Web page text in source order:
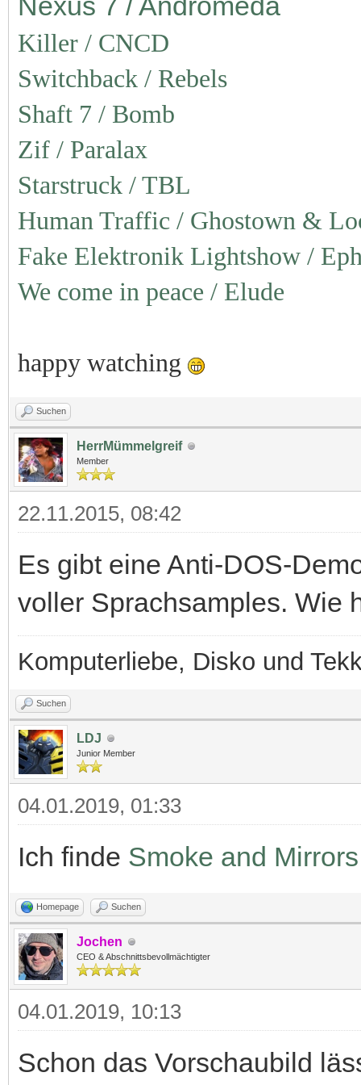
Killer / CNCD
Switchback / Rebels
Shaft 7 / Bomb
Zif / Paralax
Starstruck / TBL
Human Traffic / Ghostown &
Fake Elektronik Lightshow /
We come in peace / Elude
happy watching
Suchen
HerrMümmelgreif
Member
22.11.2015, 08:42
Es gibt eine Anti-DOS-
voller Sprachsamples. Wie
Komputerliebe, Disko und
Suchen
LDJ
Junior Member
04.01.2019, 01:33
Ich finde Smoke and Mirrors
Homepage Suchen
Jochen
CEO & Abschnittsbevollmächtigter
04.01.2019, 10:13
Schon das Vorschaubild